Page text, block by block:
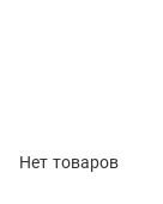
Нет товаров